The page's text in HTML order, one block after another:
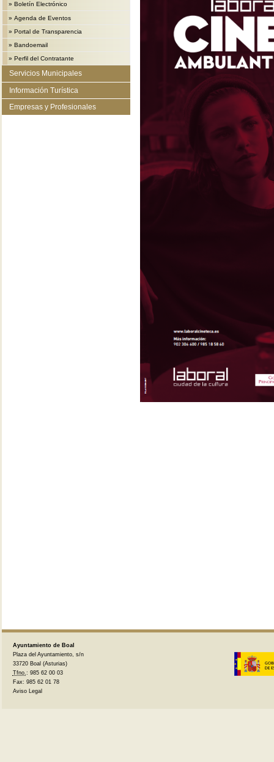
» Boletín Electrónico
» Agenda de Eventos
» Portal de Transparencia
» Bandoemail
» Perfil del Contratante
Servicios Municipales
Información Turística
Empresas y Profesionales
Ayuntamiento de Boal
Plaza del Ayuntamiento, s/n
33720 Boal (Asturias)
Tfno.: 985 62 00 03
Fax: 985 62 01 78
Aviso Legal